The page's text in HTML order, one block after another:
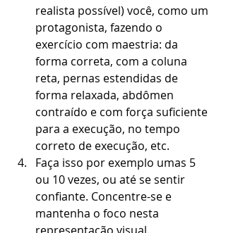
realista possível) você, como um
protagonista, fazendo o
exercício com maestria: da
forma correta, com a coluna
reta, pernas estendidas de
forma relaxada, abdômen
contraído e com força suficiente
para a execução, no tempo
correto de execução, etc.
Faça isso por exemplo umas 5
ou 10 vezes, ou até se sentir
confiante. Concentre-se e
mantenha o foco nesta